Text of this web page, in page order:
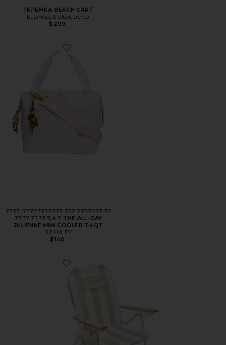
ТЕЛЕЖКА BEACH CART
business & pleasure co.
$299
Favorite ????-??????????? ??? ??????? ?? ???? ???? 7,4 ?
????-??????????? ??? ??????? ??
???? ???? 7,4 ? THE ALL-DAY
JULIENNE MINI COOLER 7.4QT
STANLEY
$140
Favorite ПЛЯЖНОЕ КРЕСЛО DELUXE BEACH CHAIR